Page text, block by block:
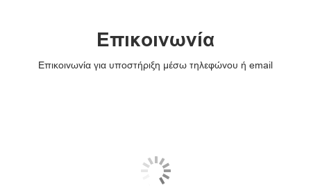
Επικοινωνία
Επικοινωνία για υποστήριξη μέσω τηλεφώνου ή email